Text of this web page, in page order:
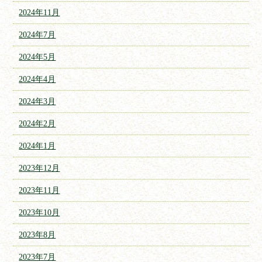
2024年11月
2024年7月
2024年5月
2024年4月
2024年3月
2024年2月
2024年1月
2023年12月
2023年11月
2023年10月
2023年8月
2023年7月